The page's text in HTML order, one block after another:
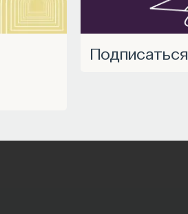
Подписаться